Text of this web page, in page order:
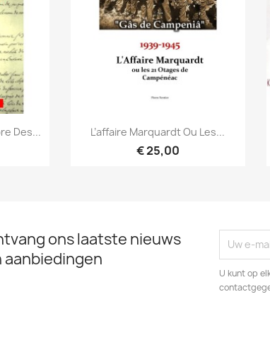
Des...  Snel bekijken
L’affaire Marquardt Ou Les...
€ 25,00
ons laatste nieuws
aanbiedingen
U kunt op